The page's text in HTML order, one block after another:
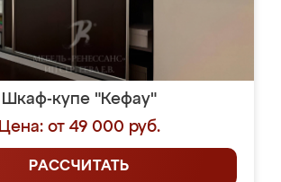
Шкаф-купе "Кефау"
Цена: от 49 000 руб.
РАССЧИТАТЬ